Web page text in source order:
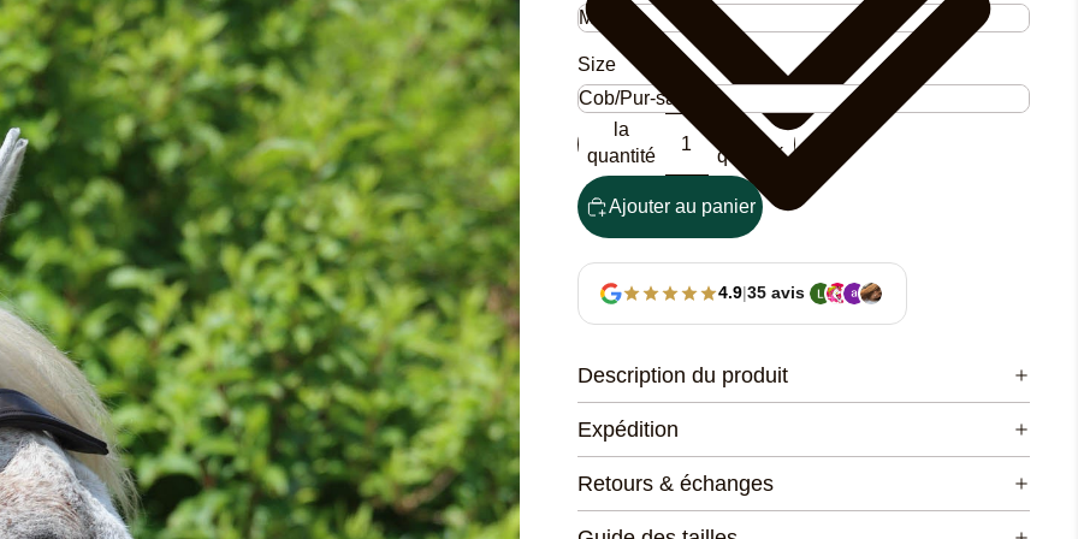
mouches
Anti-UV
Size
Diminuer
la
quantité
Augmenter
la
quantité
Ajouter au panier
4.9|35 avis
Description du produit
Expédition
Retours & échanges